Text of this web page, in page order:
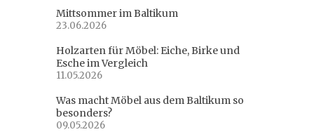
Mittsommer im Baltikum
23.06.2026
Holzarten für Möbel: Eiche, Birke und
Esche im Vergleich
11.05.2026
Was macht Möbel aus dem Baltikum so
besonders?
09.05.2026